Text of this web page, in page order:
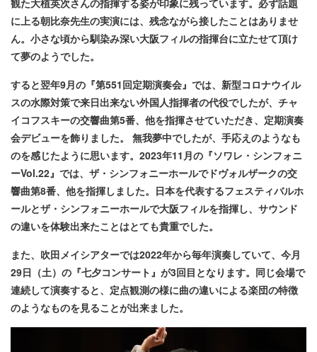
に上る朝比奈先生の実演には、残念ながら接したことはありませ
ん。小さな頃から馴染み深い大阪フィルの指揮台に立たせて頂け
て夢のようでした。
すると翌年9月の『第551回定期演奏会』では、新型コロナウイル
スの水際対策で来日出来ない外国人指揮者の代役でしたが、チャ
イコフスキーの交響曲第5番、他を指揮させていただき、定期演奏
会デビューを飾りました。 無我夢中でしたが、手応えのようなも
のを感じたように思います。2023年11月の『ソワレ・シンフォニ
ーVol.22』では、ザ・シンフォニーホールでドヴォルザークの交
響曲第8番、他を指揮しました。日本を代表するフェスティバルホ
ールとザ・シンフォニーホールで大阪フィルを指揮し、サウンド
の違いを体験出来たことはとても貴重でした。
また、吹田メイシアターでは2022年から毎年演奏していて、今月
29日（土）の『七夕コンサート』が3回目となります。同じ会場で
連続して演奏すると、定点観測の様に曲の違いによる楽団の特徴
のようなものを見ることが出来ました。